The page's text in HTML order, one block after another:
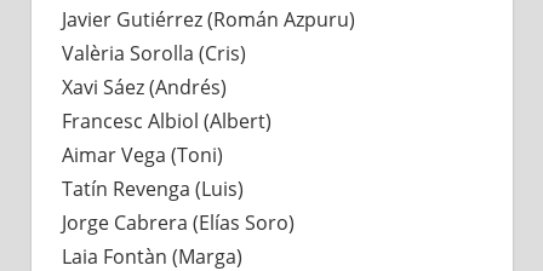
Javier Gutiérrez (Román Azpuru)
Valèria Sorolla (Cris)
Xavi Sáez (Andrés)
Francesc Albiol (Albert)
Aimar Vega (Toni)
Tatín Revenga (Luis)
Jorge Cabrera (Elías Soro)
Laia Fontàn (Marga)